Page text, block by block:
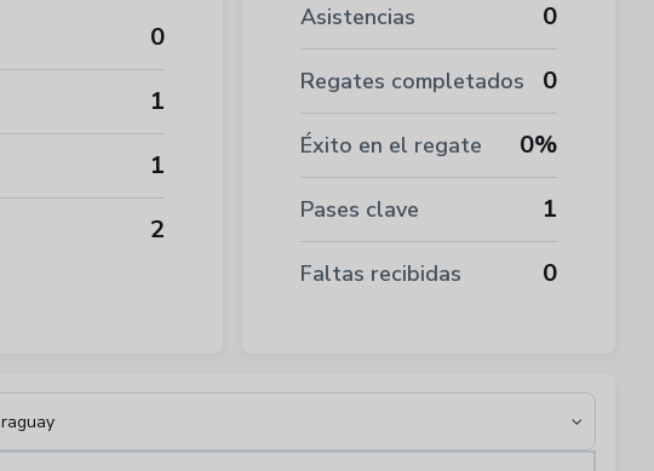
Asistencias 0
Regates completados 0
Éxito en el regate 0%
Pases clave 1
Faltas recibidas 0
0
1
1
2